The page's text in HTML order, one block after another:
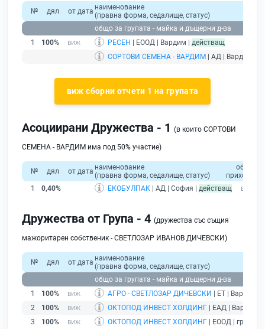
№ дял от дата наименование
(правна форма, седалище, статус)
общо за групата - майка и дъщерни д-ва
1
100% РЕСЕН | ЕООД | Вардим | действащ
СОРТОВИ СЕМЕНА - ВАРДИМ | АД | Вардим |
виж сборни отчети 1 на групата
Асоциирани Дружества - 1 (в които СОРТОВИ
СЕМЕНА - ВАРДИМ има под 50% участие)
№ дял от дата наименование
(правна форма, седалище, статус)
общо
приходи
1
0,40% ЕКОБУЛПАК | АД | София | действащ
Дружества от Група - 4 (дружества със същия
мажоритарен собственик - СВЕТЛОЗАР ИВАНОВ ДИЧЕВСКИ)
№ дял от дата наименование
(правна форма, седалище, статус)
общо за групата - майка и дъщерни д-ва
1
100% АГРО - СВЕТЛОЗАР ДИЧЕВСКИ | ЕТ | Варна |
2
100% ОКТОПОД ИНВЕСТ ХОЛДИНГ | ЕАД | Варна |
3
100% ОКТОПОД ИНВЕСТ ХОЛДИНГ | ЕООД | гр.